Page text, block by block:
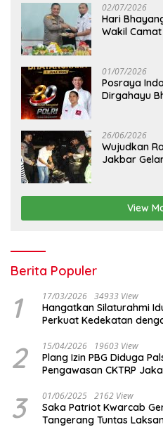
02/07/2026
Hari
Wakil
01/07/2026
Posraya
Dirgahayu
26/06/2026
Wujudkan
Jakbar
View
Berita Populer
1 17/03/2026 34933 View
Hangatkan Silaturahmi
Perkuat Kedekatan
2 15/04/2026 19603 View
Plang Izin PBG Diduga
Pengawasan CKTRP
3 01/06/2025 2162 View
Saka Patriot Kwarcab
Tangerang Tuntas